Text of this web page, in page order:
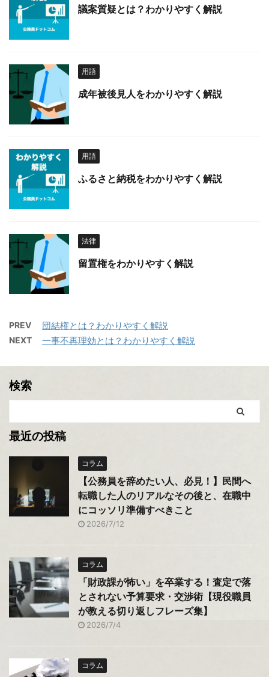
議案質疑とは？わかりやすく解説
用語
成年被後見人をわかりやすく解説
用語
ふるさと納税をわかりやすく解説
法律
留置権をわかりやすく解説
PREV 団結権とは？わかりやすく解説
NEXT 一事不再理効とは？わかりやすく解説
検索
最近の投稿
コラム
【公務員を辞めたい人、必見！】民間へ
転職した人のリアルなその後と、在職中
にコッソリ準備すべきこと
2026/7/12
コラム
「財政課が怖い」を卒業する！査定で落
とされない予算要求・交渉術【現役職員
が教える切り返しフレーズ集】
2026/7/4
コラム